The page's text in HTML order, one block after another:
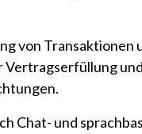
von
Vertragserfüllung
Chat- und